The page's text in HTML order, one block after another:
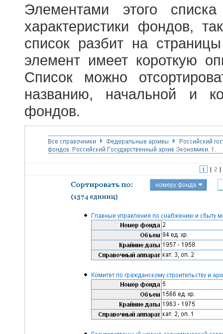
Элементами этого
характеристики фондов,
список разбит на
элемент имеет короткую
Список можно
названию, начальной и
фондов.